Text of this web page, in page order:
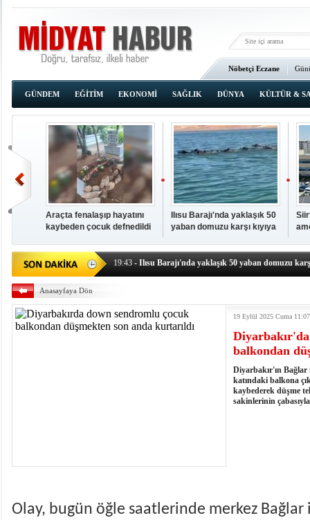
Nöbetçi Eczane
Ana Sayfa
GÜNDEM
EĞİTİM EKONOMİ SAĞLIK DÜNYA KÜLTÜR &
Araçta fenalaşıp hayatını
kaybeden çocuk defnedildi
Ilısu Barajı'nda yaklaşık 50
yaban domuzu karşı kıyıya
- OKUMAK İÇİN TIKLAYIN
19:43 - Ilısu Barajı'nda yaklaşık 50 yaban domuzu
19:42- Hacıoğlu: UMKE ekipleri bilgi, cesaret ve
19:08- HÜDA PAR Şırnak il başkanı Yalçın:
- Öter: Maneviyatı ve ahlaki yapıyı bozan en
- MARSU, Kabala Mahallesi'nin Yaklaşık 40
- VEFAT • Mehmet Ata Baştuğ
- Mardin’de yangına müdahale eden itfaiye
- Başkan Genç, Şırnak'ta dönel kavşak çağrısını
- Bakan Memişoğlu: 500 yataklı hastanemizi
- Bitlis'te bir kişinin hayatını kaybettiği husumet
Anasayfaya Dön
19 Eylül 2025 Cuma 11:07
balkondan
Diyarbakır'ın Bağlar
katındaki balkona
kaybederek düşme
sakinlerinin
Olay, bugün öğle saatlerinde merkez